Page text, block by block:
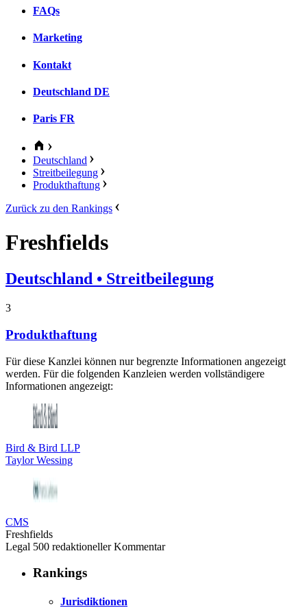
FAQs
Marketing
Kontakt
Deutschland DE
Paris FR
Deutschland
Streitbeilegung
Produkthaftung
Zurück zu den Rankings
Freshfields
Deutschland • Streitbeilegung
3
Produkthaftung
Für diese Kanzlei können nur begrenzte Informationen angezeigt
werden. Für die folgenden Kanzleien werden vollständigere
Informationen angezeigt:
Bird & Bird LLP
Taylor Wessing
CMS
Freshfields
Legal 500 redaktioneller Kommentar
Rankings
Jurisdiktionen